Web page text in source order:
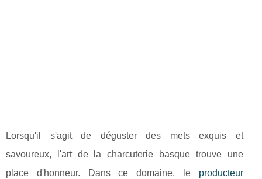
Lorsqu'il s'agit de déguster des mets exquis et
savoureux, l'art de la charcuterie basque trouve une
place d'honneur. Dans ce domaine, le producteur